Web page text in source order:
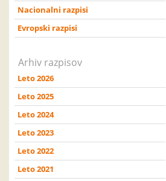
Nacionalni razpisi
Evropski razpisi
Arhiv razpisov
Leto 2026
Leto 2025
Leto 2024
Leto 2023
Leto 2022
Leto 2021